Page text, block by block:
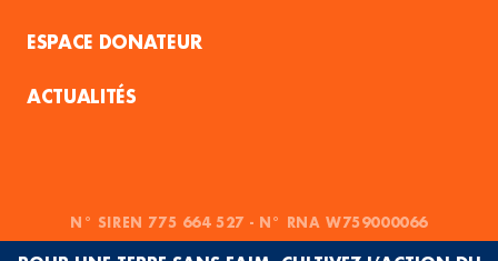
ESPACE DONATEUR
ACTUALITÉS
N° SIREN 775 664 527 - N° RNA W759000066